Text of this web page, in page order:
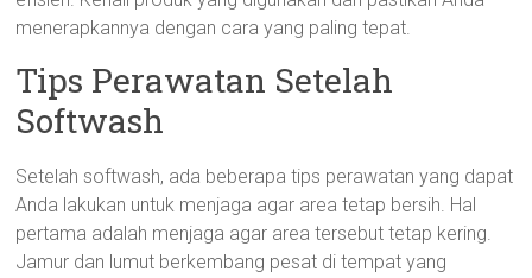
menerapkannya dengan cara yang paling tepat.
Tips Perawatan Setelah
Softwash
Setelah softwash, ada beberapa tips perawatan yang dapat
Anda lakukan untuk menjaga agar area tetap bersih. Hal
pertama adalah menjaga agar area tersebut tetap kering.
Jamur dan lumut berkembang pesat di tempat yang